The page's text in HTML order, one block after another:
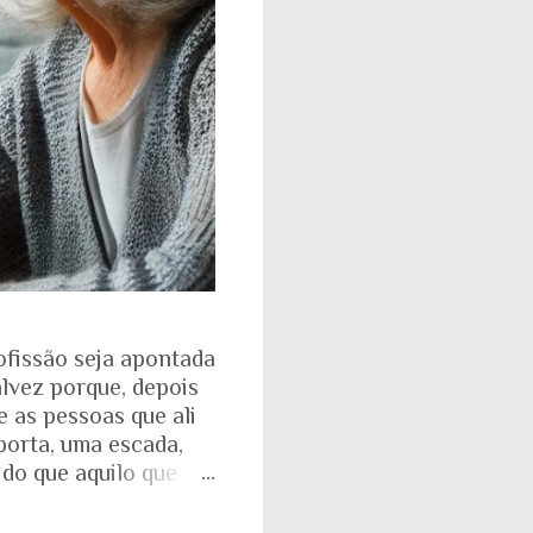
seja apontada
porque, depois
pessoas que ali
uma escada,
que aquilo que